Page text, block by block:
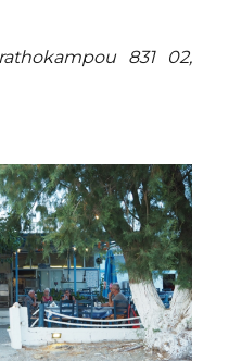
831 02,